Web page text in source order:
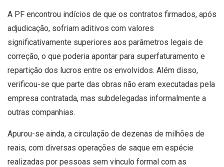
A PF encontrou indícios de que os contratos firmados, após
adjudicação, sofriam aditivos com valores
significativamente superiores aos parâmetros legais de
correção, o que poderia apontar para superfaturamento e
repartição dos lucros entre os envolvidos. Além disso,
verificou-se que parte das obras não eram executadas pela
empresa contratada, mas subdelegadas informalmente a
outras companhias.
Apurou-se ainda, a circulação de dezenas de milhões de
reais, com diversas operações de saque em espécie
realizadas por pessoas sem vínculo formal com as